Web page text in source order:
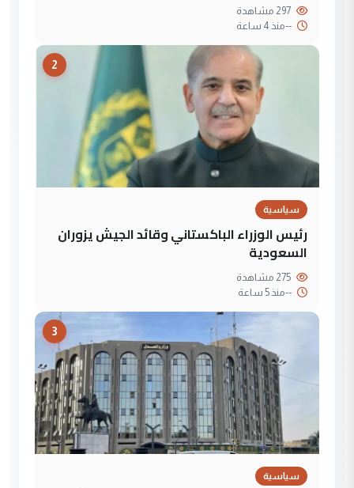
--منذ 4 ساعة
2
سياسية
رئيس الوزراء الباكستاني وقائد الجيش يزوران
السعودية
--منذ 5 ساعة
3
سياسية